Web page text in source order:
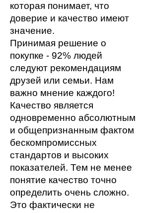
которая понимает, что
доверие и качество имеют
значение.
Принимая решение о
покупке - 92% людей
следуют рекомендациям
друзей или семьи. Нам
важно мнение каждого!
Качество является
одновременно абсолютным
и общепризнанным фактом
бескомпромиссных
стандартов и высоких
показателей. Тем не менее
понятие качество точно
определить очень сложно.
Это фактически не